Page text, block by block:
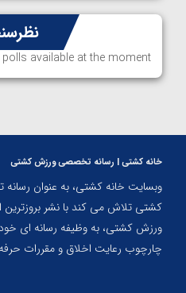
available at the moment.
خانه کشتی | رسانه تخصصی ورزش کشتی
وبسایت خانه کشتی، به عنوان
کشتی تلاش می کند با نشر بروزترین
ورزش کشتی، به وظیفه رسانه ای
چارچوب رعایت اخلاق و مقررات